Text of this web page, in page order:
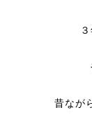
昔なが